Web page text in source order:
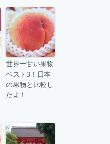
世界一甘い果物
ベスト3！日本
の果物と比較し
たよ！